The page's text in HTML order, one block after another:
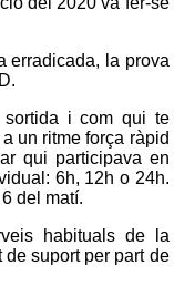
erradicada, la prova
i com qui te
un ritme força ràpid
qui participava en
6h, 12h o 24h.
del matí.
habituals de la
suport per part de